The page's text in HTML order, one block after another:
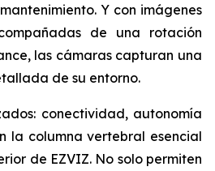
Y con imágenes
de una rotación
las cámaras capturan una
de su entorno.
conectividad, autonomía
la columna vertebral esencial
de EZVIZ. No solo permiten